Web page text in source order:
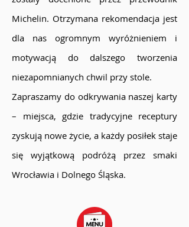
Michelin. Otrzymana rekomendacja jest
dla nas ogromnym wyróżnieniem i
motywacją do dalszego tworzenia
niezapomnianych chwil przy stole.
Zapraszamy do odkrywania naszej karty
– miejsca, gdzie tradycyjne receptury
zyskują nowe życie, a każdy posiłek staje
się wyjątkową podróżą przez smaki
Wrocławia i Dolnego Śląska.